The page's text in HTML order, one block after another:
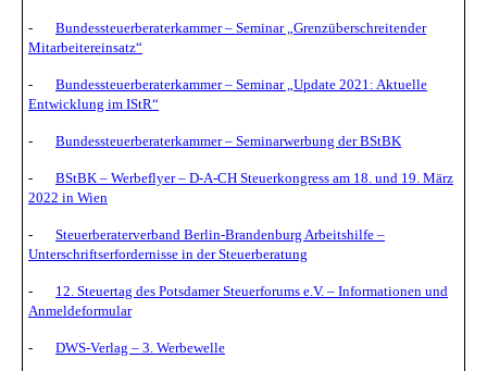
- Bundessteuerberaterkammer – Seminar „Grenzüberschreitender
Mitarbeitereinsatz“
- Bundessteuerberaterkammer – Seminar „Update 2021: Aktuelle
Entwicklung im IStR“
- Bundessteuerberaterkammer – Seminarwerbung der BStBK
- BStBK – Werbeflyer – D-A-CH Steuerkongress am 18. und 19. März
2022 in Wien
- Steuerberaterverband Berlin-Brandenburg Arbeitshilfe –
Unterschriftserfordernisse in der Steuerberatung
- 12. Steuertag des Potsdamer Steuerforums e.V. – Informationen und
Anmeldeformular
- DWS-Verlag – 3. Werbewelle